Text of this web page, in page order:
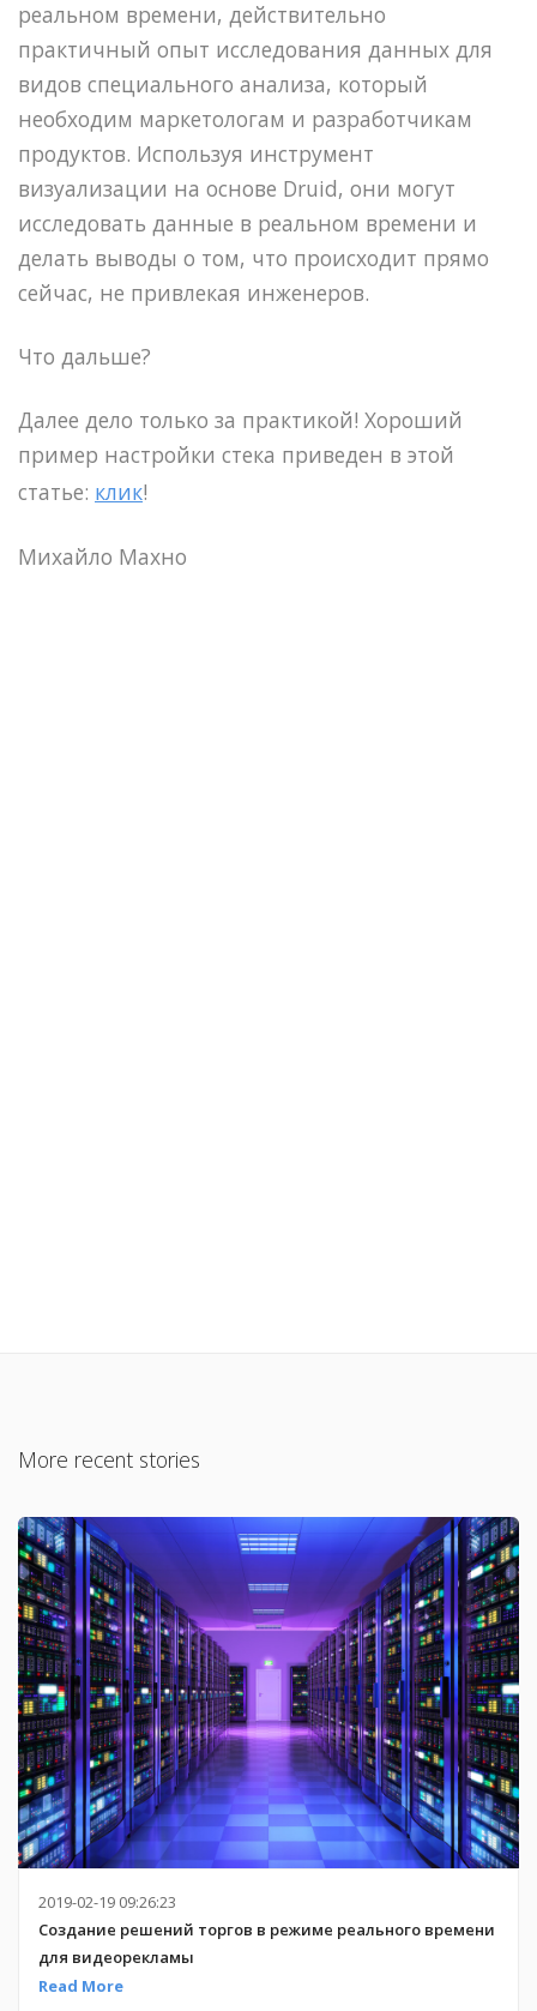
реальном времени, действительно
практичный опыт исследования данных для
видов специального анализа, который
необходим маркетологам и разработчикам
продуктов. Используя инструмент
визуализации на основе Druid, они могут
исследовать данные в реальном времени и
делать выводы о том, что происходит прямо
сейчас, не привлекая инженеров.
Что дальше?
Далее дело только за практикой! Хороший
пример настройки стека приведен в этой
статье: клик!
Михайло Махно
More recent stories
2019-02-19 09:26:23
Создание решений торгов в режиме реального времени
для видеорекламы
Read More